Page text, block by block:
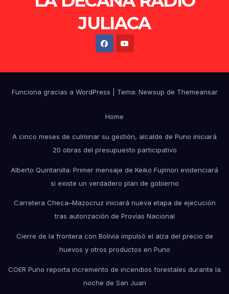
JULIACA
Funciona gracias a WordPress Tema: Newsup de Themeansar
Home
A cinco meses de culminar su gestión, alcalde de Puno iniciará
20 obras del presupuesto participativo
Alberto Quintanilla: Primer mensaje de Keiko Fujimori evidenciará
si existe un verdadero plan de gobierno
Carretera Checa–Mazocruz iniciará nueva etapa de ejecución
tras autorización de Provías Nacional
Cierre de la frontera con Bolivia impulsó el alza del precio de
huevos y otros productos en Puno
COER Puno reporta incremento de incendios forestales durante la
noche de San Juan